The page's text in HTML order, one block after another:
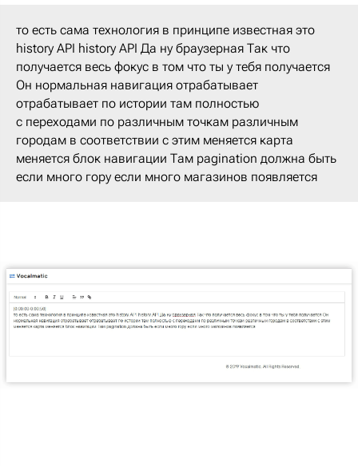
то есть сама технология в принципе известная это
history API history API Да ну браузерная Так что
получается весь фокус в том что ты у тебя получается
Он нормальная навигация отрабатывает
отрабатывает по истории там полностью
с переходами по различным точкам различным
городам в соответствии с этим меняется карта
меняется блок навигации Там pagination должна быть
если много гору если много магазинов появляется